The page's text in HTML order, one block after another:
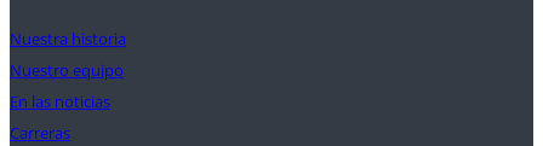
Nuestra historia
Nuestro equipo
En las noticias
Carreras